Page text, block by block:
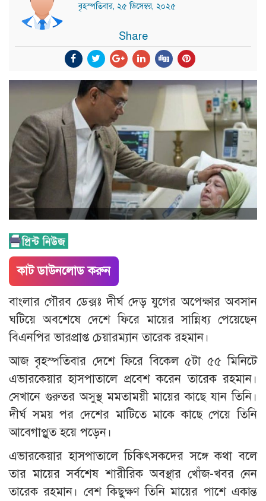
বৃহস্পতিবার, ২৫ ডিসেম্বর, ২০২৫
Share
কাট ডাউনলোড করুন
বাংলার গৌরব ডেক্সঃ দীর্ঘ দেড় যুগের অপেক্ষার অবসান
ঘটিয়ে অবশেষে দেশে ফিরে মায়ের সান্নিধ্য পেয়েছেন
বিএনপির ভারপ্রাপ্ত চেয়ারম্যান তারেক রহমান।
আজ বৃহস্পতিবার দেশে ফিরে বিকেল ৫টা ৫৫ মিনিটে
এভারকেয়ার হাসপাতালে প্রবেশ করেন তারেক রহমান।
সেখানে গুরুতর অসুস্থ মমতাময়ী মায়ের কাছে যান তিনি।
দীর্ঘ সময় পর দেশের মাটিতে মাকে কাছে পেয়ে তিনি
আবেগাপ্লুত হয়ে পড়েন।
এভারকেয়ার হাসপাতালে চিকিৎসকদের সঙ্গে কথা বলে
তার মায়ের সর্বশেষ শারীরিক অবস্থার খোঁজ-খবর নেন
তারেক রহমান। বেশ কিছুক্ষণ তিনি মায়ের পাশে একান্ত